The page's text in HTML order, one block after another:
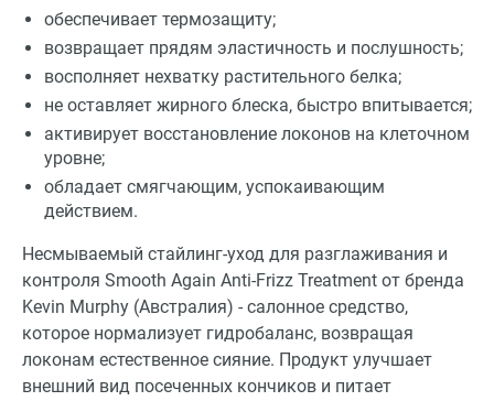
обеспечивает термозащиту;
возвращает прядям эластичность и послушность;
восполняет нехватку растительного белка;
не оставляет жирного блеска, быстро впитывается;
активирует восстановление локонов на клеточном
уровне;
обладает смягчающим, успокаивающим
действием.
Несмываемый стайлинг-уход для разглаживания и
контроля Smooth Again Anti-Frizz Treatment от бренда
Kevin Murphy (Австралия) - салонное средство,
которое нормализует гидробаланс, возвращая
локонам естественное сияние. Продукт улучшает
внешний вид посеченных кончиков и питает